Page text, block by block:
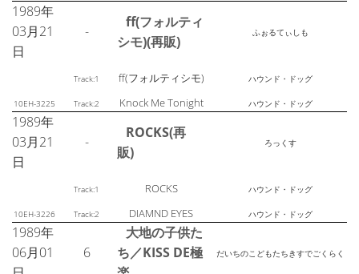
1989年
03月21
日
-
ff(フォルティ
シモ)(再販)
ふぉるてぃしも
Track:1 ff(フォルティシモ) ハウンド・ドッグ
10EH-3225 Track:2 Knock Me Tonight ハウンド・ドッグ
1989年
03月21
日
-
ROCKS(再
販)
ろっくす
Track:1 ROCKS ハウンド・ドッグ
10EH-3226 Track:2 DIAMND EYES ハウンド・ドッグ
1989年
06月01
6
大地の子供た
ち／KISS DE極
だいちのこどもたちきすでごくらく